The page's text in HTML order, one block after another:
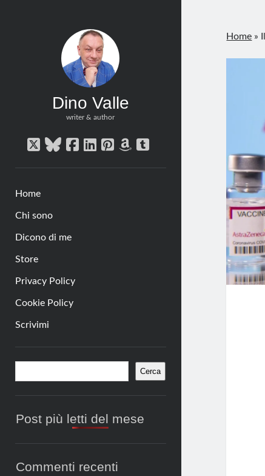
Dino Valle
writer & author
twitterbluesky
facebook
linkedin
pinterest
amazon
tumblr
Home
Chi sono
Dicono di me
Store
Privacy Policy
Cookie Policy
Scrivimi
Barra
laterale
Cerca
Post più letti del mese
Commenti recenti
Home »